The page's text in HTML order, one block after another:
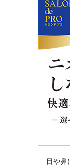
目や鼻